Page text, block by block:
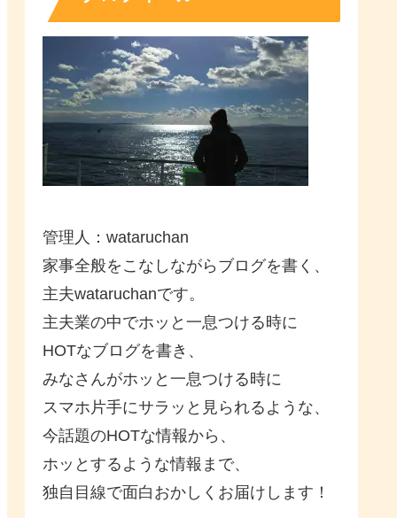
管理人：wataruchan
家事全般をこなしながらブログを書く、
主夫wataruchanです。
主夫業の中でホッと一息つける時に
HOTなブログを書き、
みなさんがホッと一息つける時に
スマホ片手にサラッと見られるような、
今話題のHOTな情報から、
ホッとするような情報まで、
独自目線で面白おかしくお届けします！